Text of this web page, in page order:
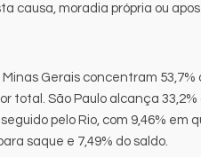
causa, moradia própria ou
Minas Gerais concentram
total. São Paulo alcança
pelo Rio, com 9,46% em
saque e 7,49% do saldo.